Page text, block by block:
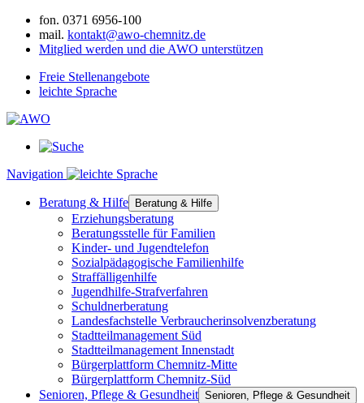
fon. 0371 6956-100
mail. kontakt@awo-chemnitz.de
Mitglied werden und die AWO unterstützen
Freie Stellenangebote
leichte Sprache
Navigation
Beratung & Hilfe Beratung & Hilfe
Erziehungsberatung
Beratungsstelle für Familien
Kinder- und Jugendtelefon
Sozialpädagogische Familienhilfe
Straffälligenhilfe
Jugendhilfe-Strafverfahren
Schuldnerberatung
Landesfachstelle Verbraucherinsolvenzberatung
Stadtteilmanagement Süd
Stadtteilmanagement Innenstadt
Bürgerplattform Chemnitz-Mitte
Bürgerplattform Chemnitz-Süd
Senioren, Pflege & Gesundheit Senioren, Pflege & Gesundheit